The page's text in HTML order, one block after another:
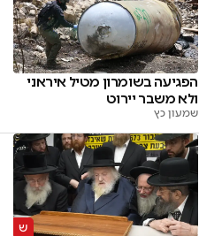
הפגיעה בשומרון מטיל איראני
ולא משבר יירוט
שמעון כץ